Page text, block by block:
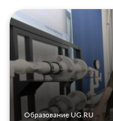
Образование UG.RU